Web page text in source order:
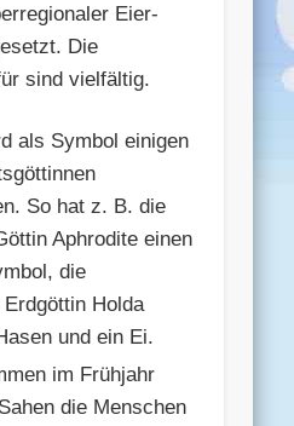
Eier-
Die
sind vielfältig.
als Symbol einigen
So hat z. B. die
Aphrodite einen
die
Holda
und ein Ei.
im Frühjahr
die Menschen